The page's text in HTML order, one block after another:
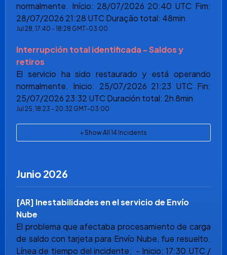
normalmente. Início: 28/07/2026 20:40 UTC Fim:
28/07/2026 21:28 UTC Duração total: 48min
Jul28,17:40 -18:28 GMT-03:00
Interrupción total identificada - Saldos y
retiros
El servicio ha sido restaurado y está operando
normalmente. Inicio: 25/07/2026 21:23 UTC Fin:
25/07/2026 23:32 UTC Duración total: 2h 8min
Jul25,18:23 -20:32 GMT-03:00
+ Show All 14 Incidents
Junio 2026
[AR] Inestabilidades en el servicio de Envío
Nube
El problema que afectaba procesamiento de carga
de saldo con tarjeta para Envío Nube, fue resuelto.
Línea de tiempo del incidente: - Inicio: 17:30 UTC /